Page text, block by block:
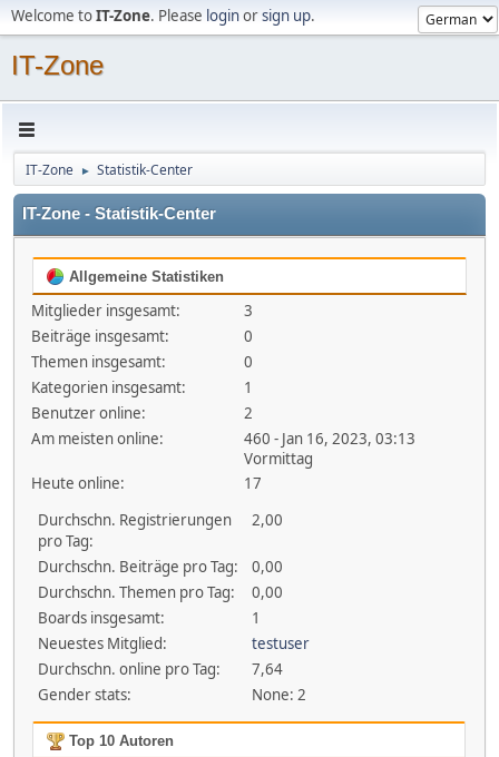
Welcome toIT-Zone. Please loginorsign up.
IT-Zone
IT-Zone ► Statistik-Center
IT-Zone - Statistik-Center
Allgemeine Statistiken
Mitglieder insgesamt:
3
Beiträge insgesamt:
0
Themen insgesamt:
0
Kategorien insgesamt:
1
Benutzer online:
2
Am meisten online:
460 - Jan 16, 2023, 03:13
Vormittag
Heute online:
17
Durchschn. Registrierungen
pro Tag:
2,00
Durchschn. Beiträge pro Tag:
0,00
Durchschn. Themen pro Tag:
0,00
Boards insgesamt:
1
Neuestes Mitglied:
testuser
Durchschn. online pro Tag:
7,64
Gender stats:
None: 2
Top 10 Autoren